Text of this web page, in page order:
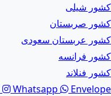
کشور شیلی
کشور صربستان
کشور عربستان سعودی
کشور فرانسه
کشور فنلاند
Whatsapp
Envelope